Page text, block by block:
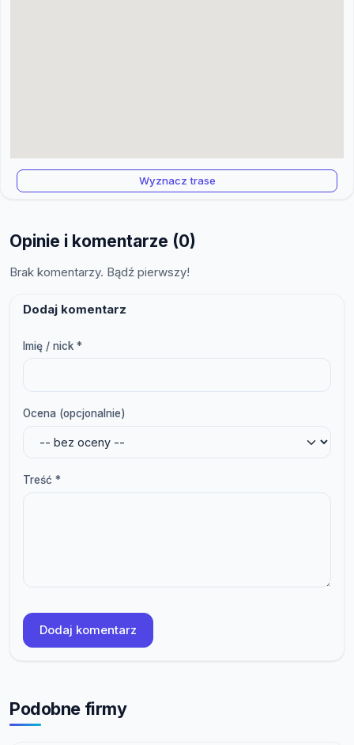
Wyznacz trase
Opinie i komentarze (0)
Brak komentarzy. Bądź pierwszy!
Dodaj komentarz
Imię / nick *
Ocena (opcjonalnie)
Treść *
Dodaj komentarz
Podobne firmy